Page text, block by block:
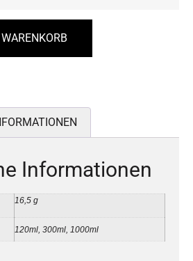
WARENKORB
Informationen
16,5 g
120ml 300ml 1000ml